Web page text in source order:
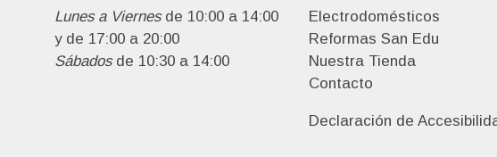
Lunes a Viernesde 10:00 a 14:00
y de 17:00 a 20:00
Sábadosde 10:30 a 14:00
Electrodomésticos
Reformas San Edu
Nuestra Tienda
Contacto
Declaración de